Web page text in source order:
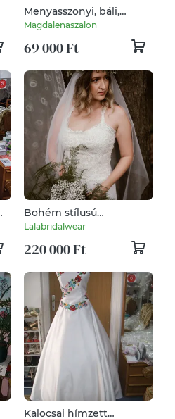
Menyasszonyi, báli,
alkalmi, palotás ruha.
Magdalenaszalon
69 000 Ft
Bohém stílusú
menyasszonyi ruha
Lalabridalwear
220 000 Ft
Kalocsai hímzett